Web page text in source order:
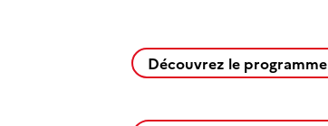
Découvrez le programme